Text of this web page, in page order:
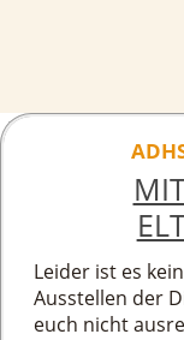
Leider ist es
Ausstellen der
euch nicht